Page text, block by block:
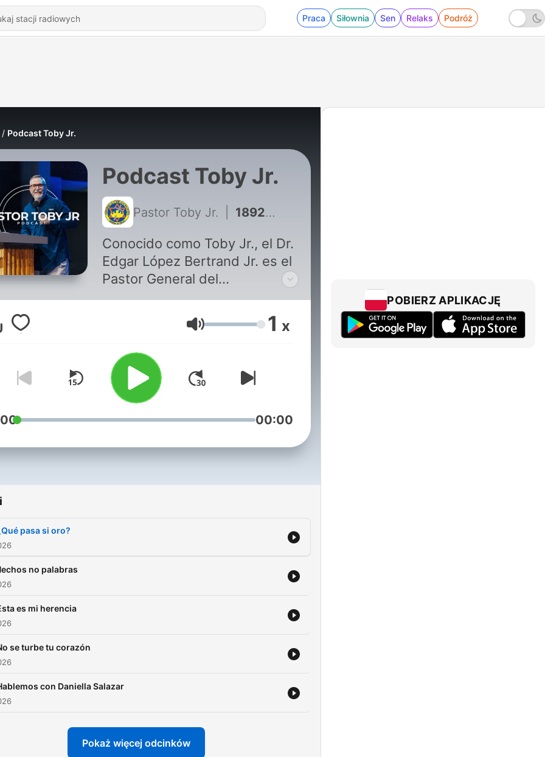
Praca Siłownia Sen Relaks Podróż
Podcast Toby Jr.
Podcast Toby Jr.
Pastor Toby Jr. 1892 - ¿Qué pasa si oro?
Conocido como Toby Jr., el Dr.
Edgar López Bertrand Jr. es el
Pastor General del
Tabernaculo Biblico Bautista
Amigos de Israel.
Głośność 1 x
00:00
pasa si oro?
no palabras
es mi herencia
se turbe tu corazón
con Daniella Salazar
Pokaż więcej odcinków
POBIERZ APLIKACJĘ